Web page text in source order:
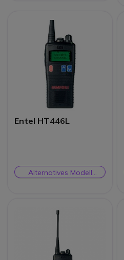
Entel HT446L
Alternatives Modell
ansehen